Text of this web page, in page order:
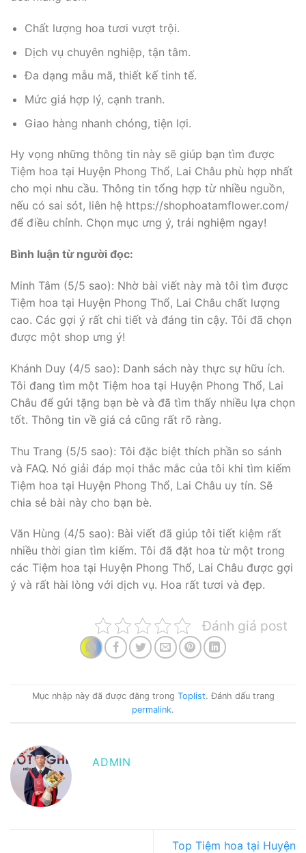
Chất lượng hoa tươi vượt trội.
Dịch vụ chuyên nghiệp, tận tâm.
Đa dạng mẫu mã, thiết kế tinh tế.
Mức giá hợp lý, cạnh tranh.
Giao hàng nhanh chóng, tiện lợi.
Hy vọng những thông tin này sẽ giúp bạn tìm được
Tiệm hoa tại Huyện Phong Thổ, Lai Châu phù hợp nhất
cho mọi nhu cầu. Thông tin tổng hợp từ nhiều nguồn,
nếu có sai sót, liên hệ https://shophoatamflower.com/
để điều chỉnh. Chọn mục ưng ý, trải nghiệm ngay!
Bình luận từ người đọc:
Minh Tâm (5/5 sao): Nhờ bài viết này mà tôi tìm được
Tiệm hoa tại Huyện Phong Thổ, Lai Châu chất lượng
cao. Các gợi ý rất chi tiết và đáng tin cậy. Tôi đã chọn
được một shop ưng ý!
Khánh Duy (4/5 sao): Danh sách này thực sự hữu ích.
Tôi đang tìm một Tiệm hoa tại Huyện Phong Thổ, Lai
Châu để gửi tặng bạn bè và đã tìm thấy nhiều lựa chọn
tốt. Thông tin về giá cả cũng rất rõ ràng.
Thu Trang (5/5 sao): Tôi đặc biệt thích phần so sánh
và FAQ. Nó giải đáp mọi thắc mắc của tôi khi tìm kiếm
Tiệm hoa tại Huyện Phong Thổ, Lai Châu uy tín. Sẽ
chia sẻ bài này cho bạn bè.
Văn Hùng (4/5 sao): Bài viết đã giúp tôi tiết kiệm rất
nhiều thời gian tìm kiếm. Tôi đã đặt hoa từ một trong
các Tiệm hoa tại Huyện Phong Thổ, Lai Châu được gợi
ý và rất hài lòng với dịch vụ. Hoa rất tươi và đẹp.
Đánh giá post
Mục nhập này đã được đăng trong Toplist. Đánh dấu trang
permalink.
ADMIN
Top Tiệm hoa tại Huyện